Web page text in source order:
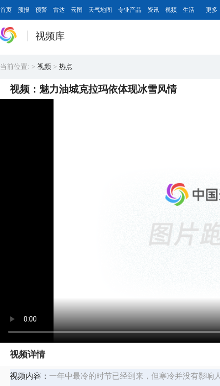
首页 预报 预警 雷达 云图 天气地图 专业产品 资讯 视频 生活 更多
视频库
当前位置: > 视频 > 热点
视频：魅力油城克拉玛依体现冰雪风情
视频详情
视频内容： 一年中最冷的时节已经到来，但寒冷并没有影响